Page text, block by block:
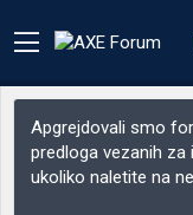
Apgrejdovali smo
predloga vezanih
ukoliko naletite na